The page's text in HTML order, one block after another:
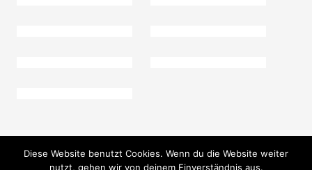
Diese Website benutzt Cookies. Wenn du die Website weiter
nutzt, gehen wir von deinem Einverständnis aus.